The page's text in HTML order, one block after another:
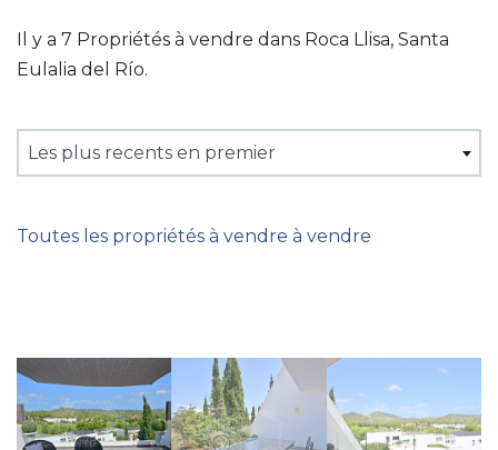
Il y a 7 Propriétés à vendre dans Roca Llisa, Santa
Eulalia del Río.
Les plus recents en premier
Toutes les propriétés à vendre à vendre